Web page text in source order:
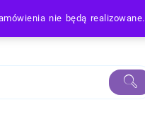
nie będą realizowane.